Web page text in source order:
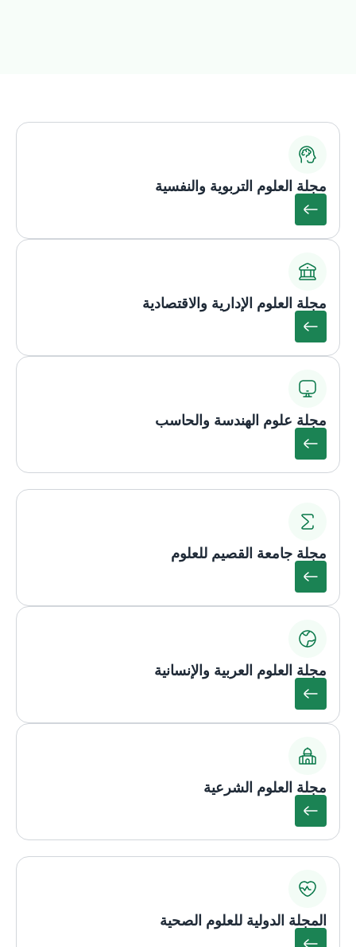
مجلة العلوم التربوية والنفسية
مجلة العلوم الإدارية والاقتصادية
مجلة علوم الهندسة والحاسب
مجلة جامعة القصيم للعلوم
مجلة العلوم العربية والإنسانية
مجلة العلوم الشرعية
المجلة الدولية للعلوم الصحية